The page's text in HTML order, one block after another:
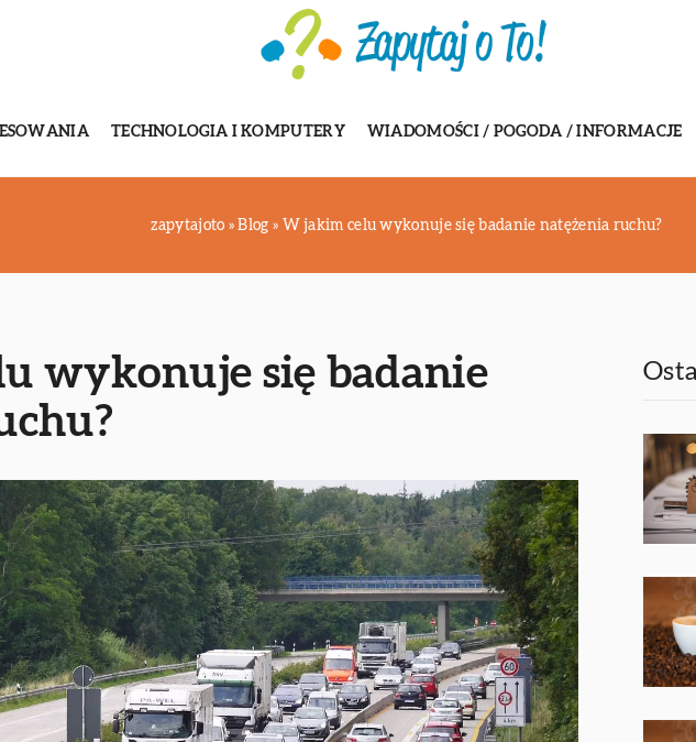
TECHNOLOGIA I KOMPUTERY WIADOMOŚCI / POGODA / INFORMACJE
zapytajoto »Blog » W jakim celu wykonuje się badanie natężenia ruchu?
wykonuje się badanie